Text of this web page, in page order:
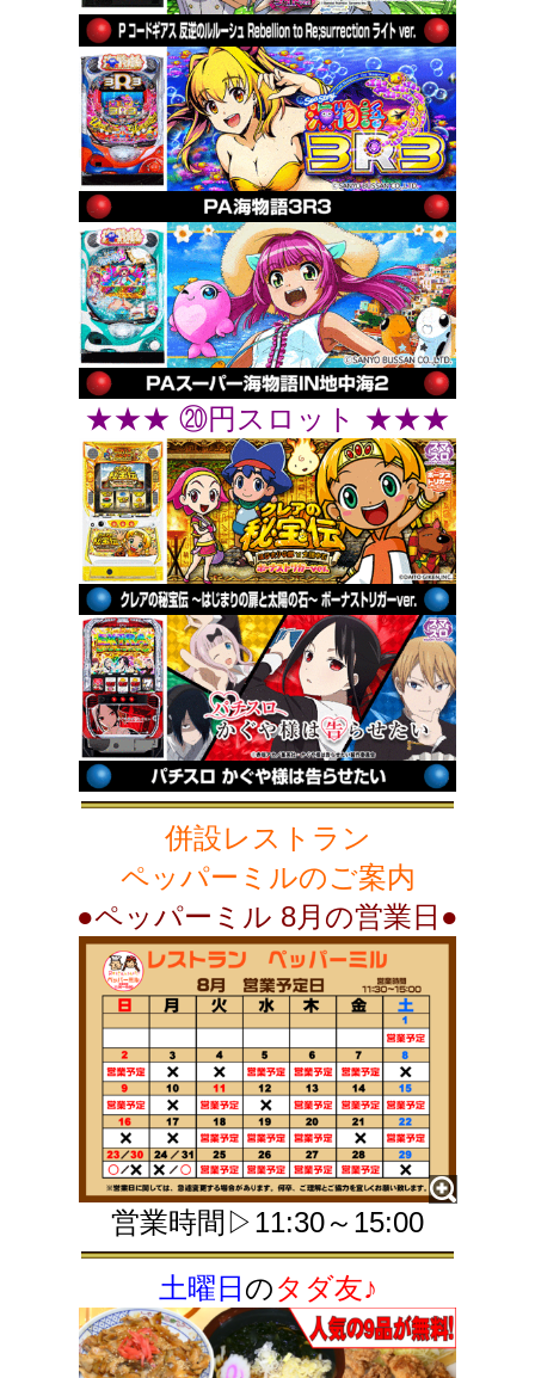
★★★ ⑳円スロット ★★★
併設レストラン
ペッパーミルのご案内
●ペッパーミル 8月の営業日●
営業時間▷11:30～15:00
土曜日 のタダ友♪